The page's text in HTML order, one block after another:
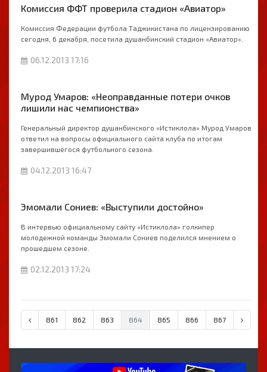
Комиссия ФФТ проверила стадион «Авиатор»
Комиссия Федерации футбола Таджикистана по лицензированию
cегодня, 6 декабря, посетила душанбинский стадион «Авиатор».
06.12.2013 17:16
Мурод Умаров: «Неоправданные потери очков
лишили нас чемпионства»
Генеральный директор душанбинского «Истиклола» Мурод Умаров
ответил на вопросы официального сайта клуба по итогам
завершившегося футбольного сезона.
04.12.2013 16:47
Эмомали Сониев: «Выступили достойно»
В интервью официальному сайту «Истиклола» голкипер
молодежной команды Эмомали Сониев поделился мнением о
прошедшем сезоне.
02.12.2013 17:24
861 862 863 864 865 866 867